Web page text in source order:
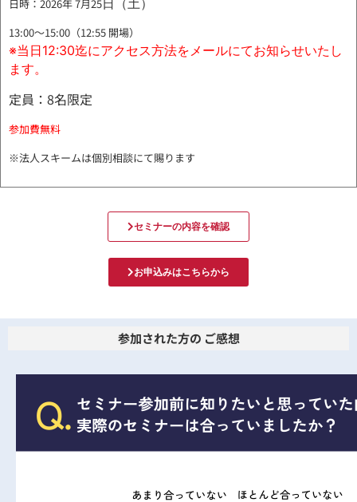
日時：2026年 7月25
13:00～15:00（12:55 開場）
※当日12:30迄にアクセス方法をメールにてお知らせいたし
ます。
定員：8名限定
参加費無料
※法人スキームは個別相談にて賜ります
セミナーの内容を確認
お申込みはこちらから
参加された方の ご感想